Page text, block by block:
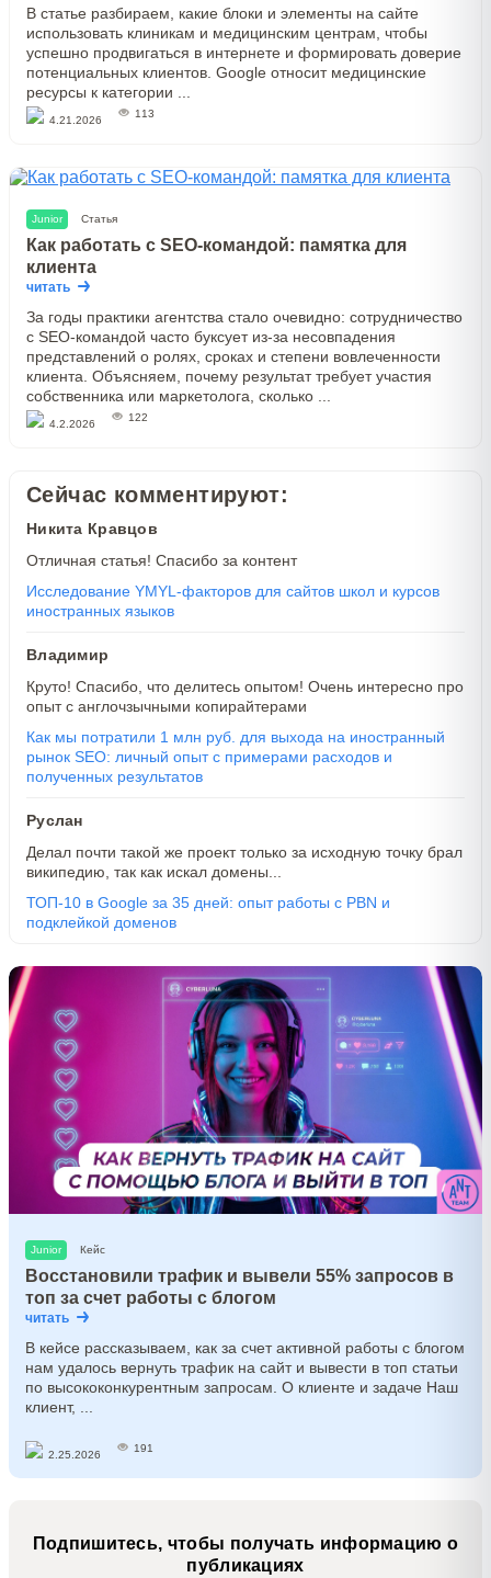
В статье разбираем, какие блоки и элементы на сайте
использовать клиникам и медицинским центрам, чтобы
успешно продвигаться в интернете и формировать доверие
потенциальных клиентов. Google относит медицинские
ресурсы к категории ...
4.21.2026
113
Junior Статья
Как работать с SEO-командой: памятка для
клиента
читать
За годы практики агентства стало очевидно: сотрудничество
с SEO-командой часто буксует из-за несовпадения
представлений о ролях, сроках и степени вовлеченности
клиента. Объясняем, почему результат требует участия
собственника или маркетолога, сколько ...
4.2.2026
122
Сейчас комментируют:
Никита Кравцов
Отличная статья! Спасибо за контент
Исследование YMYL-факторов для сайтов школ и курсов
иностранных языков
Владимир
Круто! Спасибо, что делитесь опытом! Очень интересно про
опыт с англочзычными копирайтерами
Как мы потратили 1 млн руб. для выхода на иностранный
рынок SEO: личный опыт с примерами расходов и
полученных результатов
Руслан
Делал почти такой же проект только за исходную точку брал
википедию, так как искал домены...
ТОП-10 в Google за 35 дней: опыт работы с PBN и
подклейкой доменов
Junior Кейс
Восстановили трафик и вывели 55% запросов в
топ за счет работы с блогом
читать
В кейсе рассказываем, как за счет активной работы с блогом
нам удалось вернуть трафик на сайт и вывести в топ статьи
по высококонкурентным запросам. О клиенте и задаче Наш
клиент, ...
2.25.2026
191
Подпишитесь, чтобы получать информацию о
публикациях